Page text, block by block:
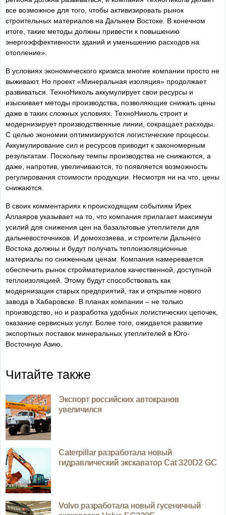
все возможное для того, чтобы активизировать рынок
строительных материалов на Дальнем Востоке. В конечном
итоге, такие методы должны привести к повышению
энергоэффективности зданий и уменьшению расходов на
отопление».
В условиях экономического кризиса многие компании просто не
выживают. Но проект «Минеральная изоляция» продолжает
развиваться. ТехноНиколь аккумулирует свои ресурсы и
изыскивает методы производства, позволяющие снижать цены
даже в таких сложных условиях. ТехноНиколь строит и
модернизирует производственные линии, сокращает расходы.
С целью экономии оптимизируются логистические процессы.
Аккумулирование сил и ресурсов приводит к закономерным
результатам. Поскольку темпы производства не снижаются, а
даже, напротив, увеличиваются, то появляется возможность
регулирования стоимости продукции. Несмотря ни на что, цены
снижаются.
В своих комментариях к происходящим событиям Ирек
Аллаяров указывает на то, что компания прилагает максимум
усилий для снижения цен на базальтовые утеплители для
дальневосточников. И домохозяева, и строители Дальнего
Востока должны и будут получать теплоизоляционные
материалы по сниженным ценам. Компания намеревается
обеспечить рынок стройматериалов качественной, доступной
теплоизоляцией. Этому будут способствовать как
модернизация старых предприятий, так и открытие нового
завода в Хабаровске. В планах компании – не только
производство, но и разработка удобных логистических цепочек,
оказание сервисных услуг. Более того, ожидается развитие
экспортных поставок минеральных утеплителей в Юго-
Восточную Азию.
Читайте также
Экспорт российских автокранов
увеличился
Caterpillar разработала новый
гидравлический экскаватор Cat 320D2 GC
Volvo разработала новый гусеничный